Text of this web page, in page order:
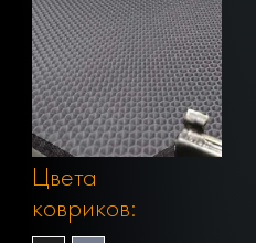
Цвета
ковриков: